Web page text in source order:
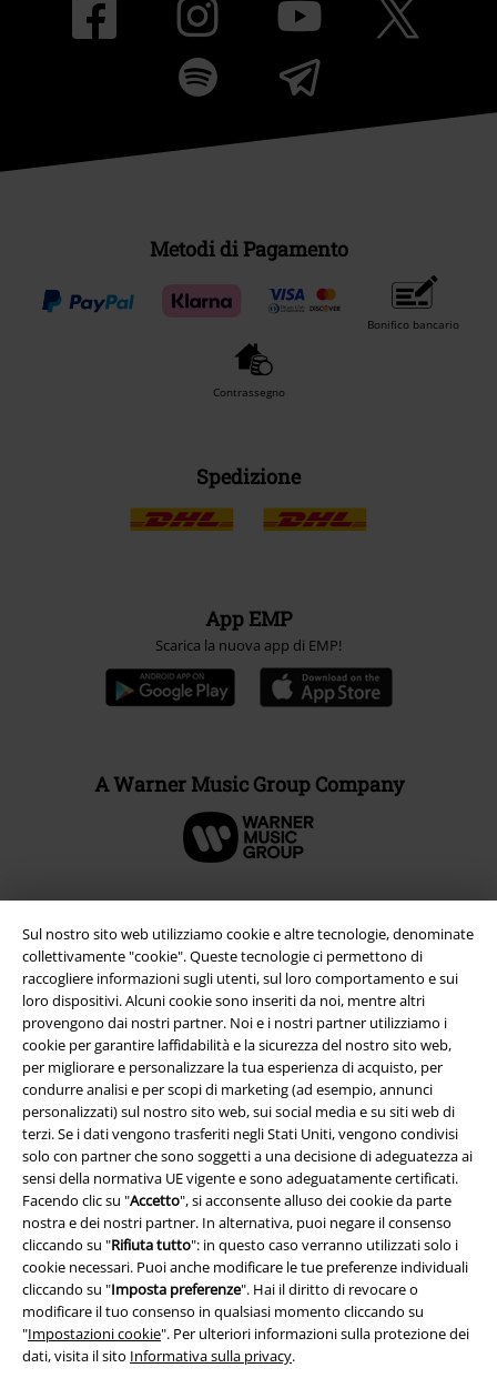
Sul nostro sito web utilizziamo cookie e altre tecnologie, denominate
collettivamente "cookie". Queste tecnologie ci permettono di
raccogliere informazioni sugli utenti, sul loro comportamento e sui
loro dispositivi. Alcuni cookie sono inseriti da noi, mentre altri
provengono dai nostri partner. Noi e i nostri partner utilizziamo i
cookie per garantire laffidabilità e la sicurezza del nostro sito web,
per migliorare e personalizzare la tua esperienza di acquisto, per
condurre analisi e per scopi di marketing (ad esempio, annunci
personalizzati) sul nostro sito web, sui social media e su siti web di
terzi. Se i dati vengono trasferiti negli Stati Uniti, vengono condivisi
solo con partner che sono soggetti a una decisione di adeguatezza ai
sensi della normativa UE vigente e sono adeguatamente certificati.
Facendo clic su "Accetto", si acconsente alluso dei cookie da parte
nostra e dei nostri partner. In alternativa, puoi negare il consenso
cliccando su "Rifiuta tutto": in questo caso verranno utilizzati solo i
cookie necessari. Puoi anche modificare le tue preferenze individuali
cliccando su "Imposta preferenze". Hai il diritto di revocare o
modificare il tuo consenso in qualsiasi momento cliccando su
"Impostazioni cookie". Per ulteriori informazioni sulla protezione dei
dati, visita il sito Informativa sulla privacy.
Metodi di Pagamento
Bonifico bancario
Contrassegno
Spedizione
App EMP
Scarica la nuova app di EMP!
A Warner Music Group Company
Info legali
Termini & Condizioni
Redazione
Legge sulla Privacy
Smaltimento rifiuti e protezione dell’ambiente
Dichiarazione di Conformità